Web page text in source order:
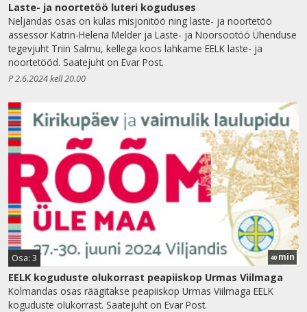
Laste- ja noortetöö luteri koguduses
Neljandas osas on külas misjonitöö ning laste- ja noortetöö
assessor Katrin-Helena Melder ja Laste- ja Noorsootöö Ühenduse
tegevjuht Triin Salmu, kellega koos lahkame EELK laste- ja
noortetööd. Saatejuht on Evar Post.
P 2.6.2024 kell 20.00
Osa: 3 40 min
EELK koguduste olukorrast peapiiskop Urmas Viilmaga
Kolmandas osas räägitakse peapiiskop Urmas Viilmaga EELK
koguduste olukorrast. Saatejuht on Evar Post.